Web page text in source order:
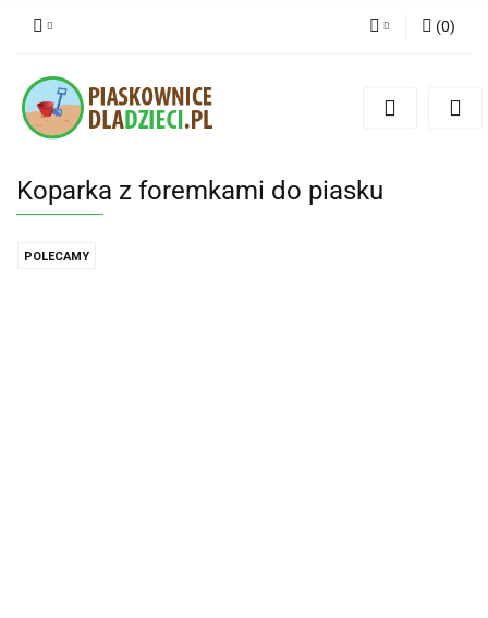
Zarejestruj się
(0)
Koparka z foremkami do piasku
POLECAMY